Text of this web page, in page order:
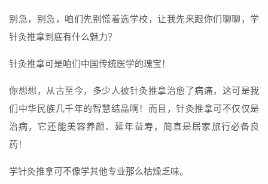
别急，别急，咱们先别慌着选学校，让我先来跟你们聊聊，学
针灸推拿到底有什么魅力？
针灸推拿可是咱们中国传统医学的瑰宝！
你想想，从古至今，多少人被针灸推拿治愈了病痛，这可是我
们中华民族几千年的智慧结晶啊！而且，针灸推拿可不仅仅是
治病，它还能美容养颜、延年益寿，简直是居家旅行必备良
药！
学针灸推拿可不像学其他专业那么枯燥乏味。